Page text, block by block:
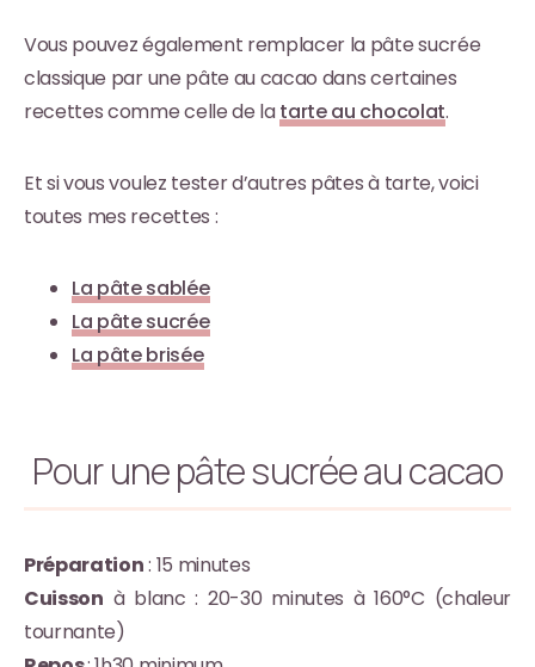
Vous pouvez également remplacer la pâte sucrée
classique par une pâte au cacao dans certaines
recettes comme celle de latarte au chocolat.
Et si vous voulez tester d’autres pâtes à tarte, voici
toutes mes recettes :
La pâte sablée
La pâte sucrée
La pâte brisée
Pour une pâte sucrée au cacao
Préparation: 15 minutes
Cuisson à blanc : 20-30 minutes à 160°C (chaleur
tournante)